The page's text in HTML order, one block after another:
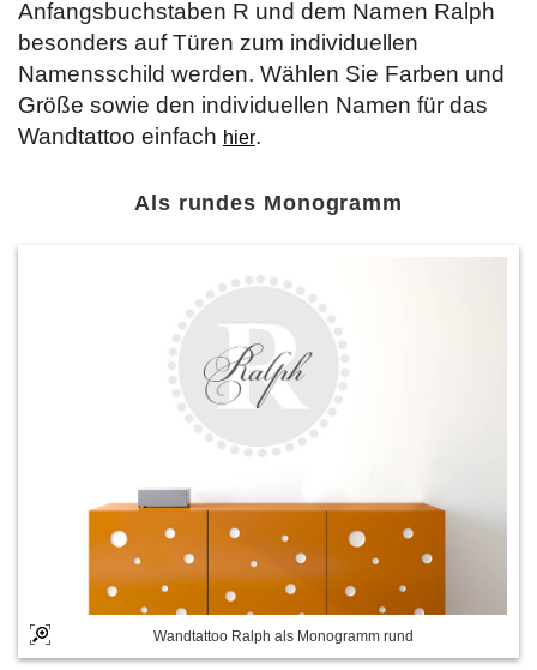
Anfangsbuchstaben R und dem Namen Ralph
besonders auf Türen zum individuellen
Namensschild werden. Wählen Sie Farben und
Größe sowie den individuellen Namen für das
Wandtattoo einfach hier.
Als rundes Monogramm
Wandtattoo Ralph als Monogramm rund